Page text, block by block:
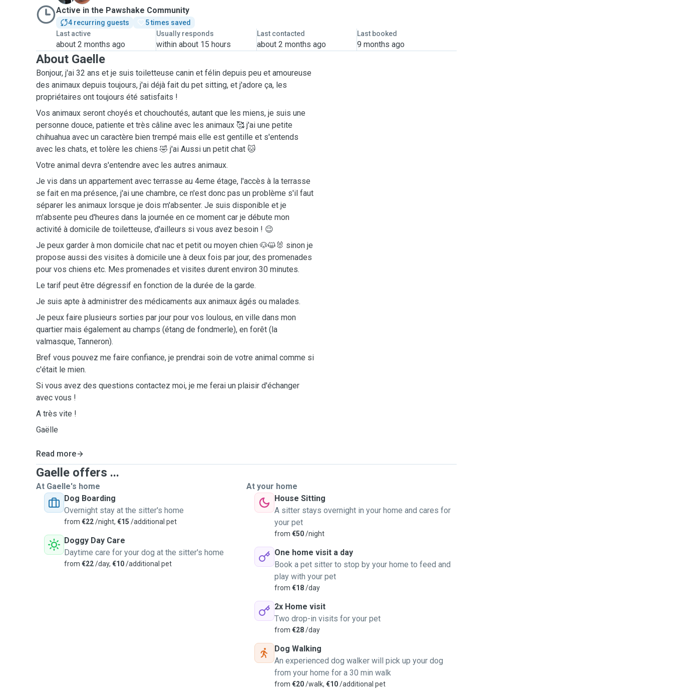
Active in the Pawshake Community
4 recurring guests
5 times saved
Last active
about 2 months ago
Usually responds
within about 15 hours
Last contacted
about 2 months ago
Last booked
9 months ago
About Gaelle
Bonjour, j'ai 32 ans et je suis toiletteuse canin et félin depuis peu et amoureuse
des animaux depuis toujours, j'ai déjà fait du pet sitting, et j'adore ça, les
propriétaires ont toujours été satisfaits !
Vos animaux seront choyés et chouchoutés, autant que les miens, je suis une
personne douce, patiente et très câline avec les animaux 🥰 j'ai une petite
chihuahua avec un caractère bien trempé mais elle est gentille et s'entends
avec les chats, et tolère les chiens 🤣 j'ai Aussi un petit chat 🐱
Votre animal devra s'entendre avec les autres animaux.
Je vis dans un appartement avec terrasse au 4eme étage, l'accès à la terrasse
se fait en ma présence, j'ai une chambre, ce n'est donc pas un problème s'il faut
séparer les animaux lorsque je dois m'absenter. Je suis disponible et je
m'absente peu d'heures dans la journée en ce moment car je débute mon
activité à domicile de toiletteuse, d'ailleurs si vous avez besoin ! 😉
Je peux garder à mon domicile chat nac et petit ou moyen chien 🐶😺🐰 sinon je
propose aussi des visites à domicile une à deux fois par jour, des promenades
pour vos chiens etc. Mes promenades et visites durent environ 30 minutes.
Le tarif peut être dégressif en fonction de la durée de la garde.
Je suis apte à administrer des médicaments aux animaux âgés ou malades.
Je peux faire plusieurs sorties par jour pour vos loulous, en ville dans mon
quartier mais également au champs (étang de fondmerle), en forêt (la
valmasque, Tanneron).
Bref vous pouvez me faire confiance, je prendrai soin de votre animal comme si
c'était le mien.
Si vous avez des questions contactez moi, je me ferai un plaisir d'échanger
avec vous !
A très vite !
Gaëlle
Read more
Gaelle offers ...
At Gaelle's home
Dog Boarding
Overnight stay at the sitter's home
from €22/night, €15 /additional pet
Doggy Day Care
Daytime care for your dog at the sitter's home
from €22/day, €10/additional pet
At your home
House Sitting
A sitter stays overnight in your home and cares for
your pet
from €50/night
One home visit a day
Book a pet sitter to stop by your home to feed and
play with your pet
from €18/day
2x Home visit
Two drop-in visits for your pet
from €28/day
Dog Walking
An experienced dog walker will pick up your dog
from your home for a 30 min walk
from €20/walk, €10/additional pet